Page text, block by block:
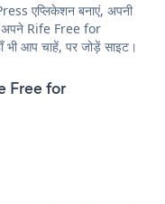
एप्लिकेशन बनाएं, अपनी
अपने Rife Free for
भी आप चाहें, पर जोड़ें साइट।
Free for